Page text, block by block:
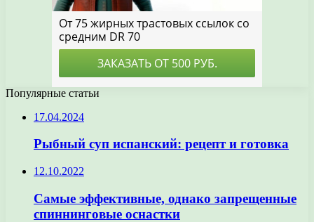
Популярные статьи
17.04.2024
Рыбный суп испанский: рецепт и готовка
12.10.2022
Самые эффективные, однако запрещенные
спиннинговые оснастки